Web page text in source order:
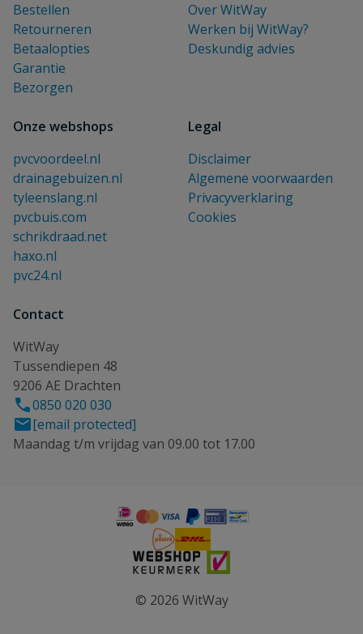
Bestellen
Retourneren
Betaalopties
Garantie
Bezorgen
Over WitWay
Werken bij WitWay?
Deskundig advies
Onze webshops
pvcvoordeel.nl
drainagebuizen.nl
tyleenslang.nl
pvcbuis.com
schrikdraad.net
haxo.nl
pvc24.nl
Legal
Disclaimer
Algemene voorwaarden
Privacyverklaring
Cookies
Contact
WitWay
Tussendiepen 48
9206 AE Drachten
0850 020 030
[email protected]
Maandag t/m vrijdag van 09.00 tot 17.00
© 2026 WitWay